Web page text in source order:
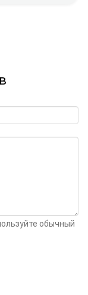
обычный